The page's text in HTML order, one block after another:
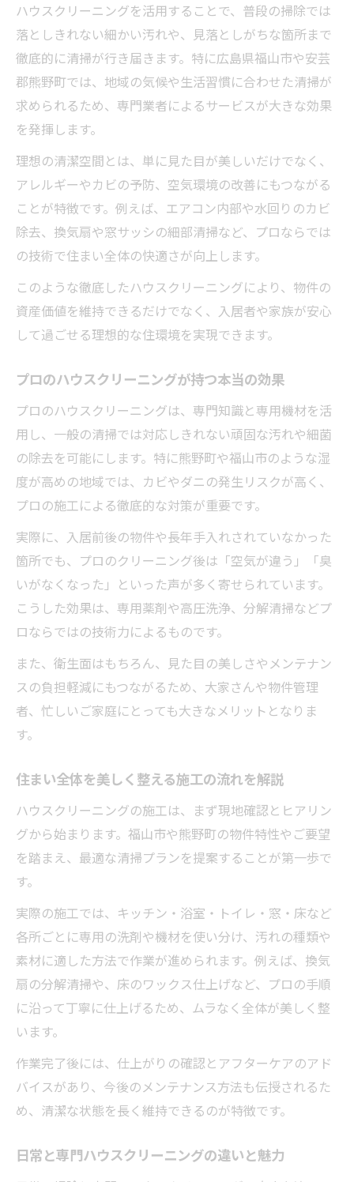
方
ハウスクリーニング業者比較で重視すべき
口コミを活用したハウスクリーニング業者
選定法
び方解説
施工実績から見る信頼できるハウスクリー
ニング
管理物件に合うハウスクリーニングサービ
快適空間を守るための施工事例紹介
実際のハウスクリーニング施工事例で見る
快適空間を実現するハウスクリーニングの
工夫
入居前後に役立つハウスクリーニング事例
集
ハウスクリーニング施工のビフォーアフタ
ー紹介
トラブル回避に役立つハウスクリーニング
事例
熊野町で求められる清掃サービスの真価とは
地域密着ハウスクリーニングの安心ポイン
ト
熊野町の住環境に適したハウスクリーニン
グ提案
地元に根ざすハウスクリーニングの信頼性
熊野町で選ばれるハウスクリーニングの理
由
水回り清掃で物件価値を高める最新アプローチ
ハウスクリーニングが水回りに与える影響
衛生面から見るハウスクリーニングの重要
性
最新技術を活かした水回りハウスクリーニ
ング法
水回り清掃で物件の印象を格上げする方法
ハウスクリーニングで入居者満足度が上が
る理由
清潔な管理が長期入居へ導くハウスクリー
ニング
ハウスクリーニングを活用することで、普段の掃除では
落としきれない細かい汚れや、見落としがちな箇所まで
徹底的に清掃が行き届きます。特に広島県福山市や安芸
郡熊野町では、地域の気候や生活習慣に合わせた清掃が
求められるため、専門業者によるサービスが大きな効果
を発揮します。
理想の清潔空間とは、単に見た目が美しいだけでなく、
アレルギーやカビの予防、空気環境の改善にもつながる
ことが特徴です。例えば、エアコン内部や水回りのカビ
除去、換気扇や窓サッシの細部清掃など、プロならでは
の技術で住まい全体の快適さが向上します。
このような徹底したハウスクリーニングにより、物件の
資産価値を維持できるだけでなく、入居者や家族が安心
して過ごせる理想的な住環境を実現できます。
プロのハウスクリーニングが持つ本当の効果
プロのハウスクリーニングは、専門知識と専用機材を活
用し、一般の清掃では対応しきれない頑固な汚れや細菌
の除去を可能にします。特に熊野町や福山市のような湿
度が高めの地域では、カビやダニの発生リスクが高く、
プロの施工による徹底的な対策が重要です。
実際に、入居前後の物件や長年手入れされていなかった
箇所でも、プロのクリーニング後は「空気が違う」「臭
いがなくなった」といった声が多く寄せられています。
こうした効果は、専用薬剤や高圧洗浄、分解清掃などプ
ロならではの技術力によるものです。
また、衛生面はもちろん、見た目の美しさやメンテナン
スの負担軽減にもつながるため、大家さんや物件管理
者、忙しいご家庭にとっても大きなメリットとなりま
す。
住まい全体を美しく整える施工の流れを解説
ハウスクリーニングの施工は、まず現地確認とヒアリン
グから始まります。福山市や熊野町の物件特性やご要望
を踏まえ、最適な清掃プランを提案することが第一歩で
す。
実際の施工では、キッチン・浴室・トイレ・窓・床など
各所ごとに専用の洗剤や機材を使い分け、汚れの種類や
素材に適した方法で作業が進められます。例えば、換気
扇の分解清掃や、床のワックス仕上げなど、プロの手順
に沿って丁寧に仕上げるため、ムラなく全体が美しく整
います。
作業完了後には、仕上がりの確認とアフターケアのアド
バイスがあり、今後のメンテナンス方法も伝授されるた
め、清潔な状態を長く維持できるのが特徴です。
日常と専門ハウスクリーニングの違いと魅力